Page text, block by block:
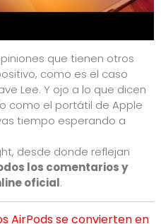
que tienen otros
como es el caso
Lee. Y ojo a lo que dicen
como el portátil de Apple
tiempo esperando a
, desde donde reflejan
los comentarios y
oficial.
AirPods se convierten en